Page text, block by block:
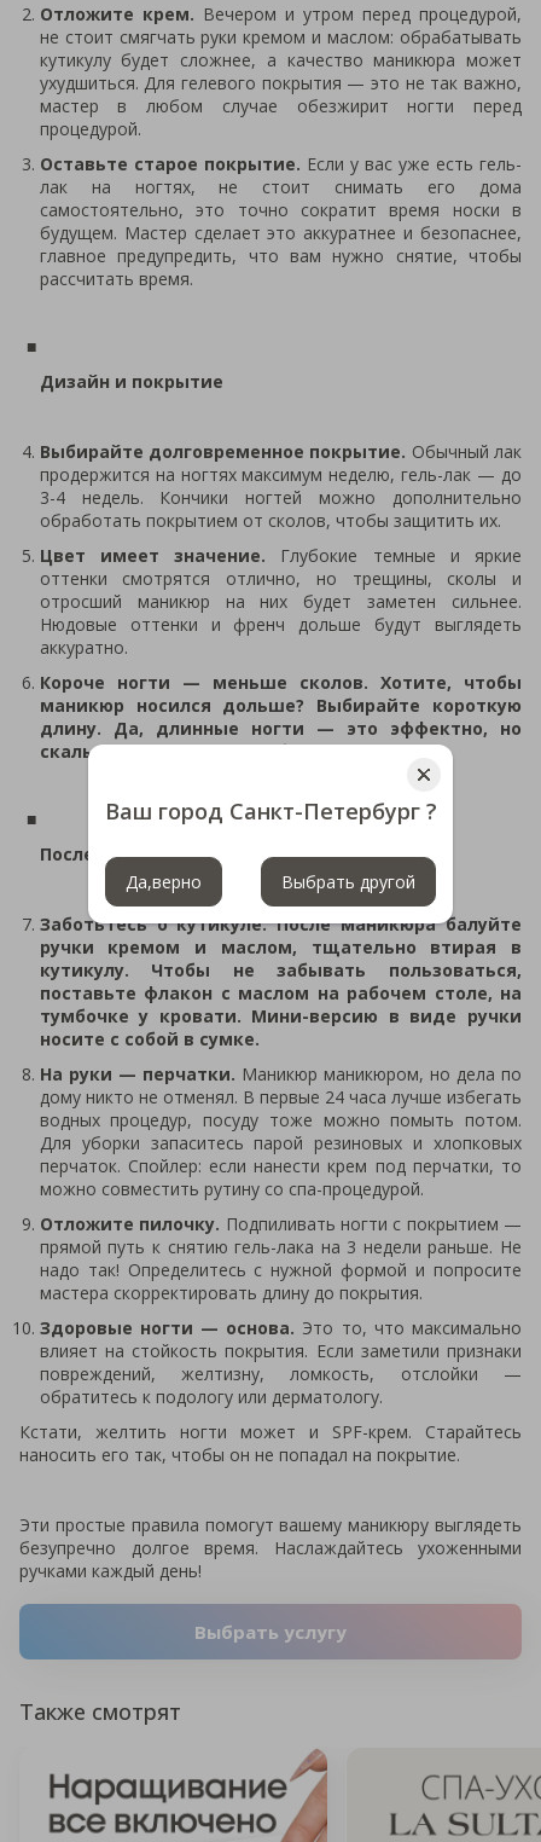
Отложите крем. Вечером и утром перед процедурой,
не стоит смягчать руки кремом и маслом: обрабатывать
кутикулу будет сложнее, а качество маникюра может
ухудшиться. Для гелевого покрытия — это не так важно,
мастер в любом случае обезжирит ногти перед
процедурой.
Оставьте старое покрытие. Если у вас уже есть гель-
лак на ногтях, не стоит снимать его дома
самостоятельно, это точно сократит время носки в
будущем. Мастер сделает это аккуратнее и безопаснее,
главное предупредить, что вам нужно снятие, чтобы
рассчитать время.
Дизайн и покрытие
Выбирайте долговременное покрытие. Обычный лак
продержится на ногтях максимум неделю, гель-лак — до
3-4 недель. Кончики ногтей можно дополнительно
обработать покрытием от сколов, чтобы защитить их.
Цвет имеет значение. Глубокие темные и яркие
оттенки смотрятся отлично, но трещины, сколы и
отросший маникюр на них будет заметен сильнее.
Нюдовые оттенки и френч дольше будут выглядеть
аккуратно.
Короче ногти — меньше сколов. Хотите, чтобы
маникюр носился дольше? Выбирайте короткую
длину. Да, длинные ногти — это эффектно, но
скалываются они всегда больше.
После похода в салон
Заботьтесь о кутикуле. После маникюра балуйте
ручки кремом и маслом, тщательно втирая в
кутикулу. Чтобы не забывать пользоваться,
поставьте флакон с маслом на рабочем столе, на
тумбочке у кровати. Мини-версию в виде ручки
носите с собой в сумке.
На руки — перчатки. Маникюр маникюром, но дела по
дому никто не отменял. В первые 24 часа лучше избегать
водных процедур, посуду тоже можно помыть потом.
Для уборки запаситесь парой резиновых и хлопковых
перчаток. Спойлер: если нанести крем под перчатки, то
можно совместить рутину со спа-процедурой.
Отложите пилочку. Подпиливать ногти с покрытием —
прямой путь к снятию гель-лака на 3 недели раньше. Не
надо так! Определитесь с нужной формой и попросите
мастера скорректировать длину до покрытия.
Здоровые ногти — основа. Это то, что максимально
влияет на стойкость покрытия. Если заметили признаки
повреждений, желтизну, ломкость, отслойки —
обратитесь к подологу или дерматологу.
Кстати, желтить ногти может и SPF-крем. Старайтесь
наносить его так, чтобы он не попадал на покрытие.
Эти простые правила помогут вашему маникюру выглядеть
безупречно долгое время. Наслаждайтесь ухоженными
ручками каждый день!
Выбрать услугу
Также смотрят
Ваш город Санкт-Петербург ?
Да,верно Выбрать другой